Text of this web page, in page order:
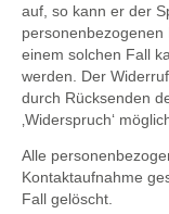
auf, so kann er der
einem solchen Fall
werden. Der
durch Rücksenden
‚Widerspruch‘
Alle
Kontaktaufnahme
Fall gelöscht.